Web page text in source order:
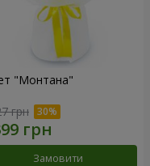
"Монтана"
грн
Замовити